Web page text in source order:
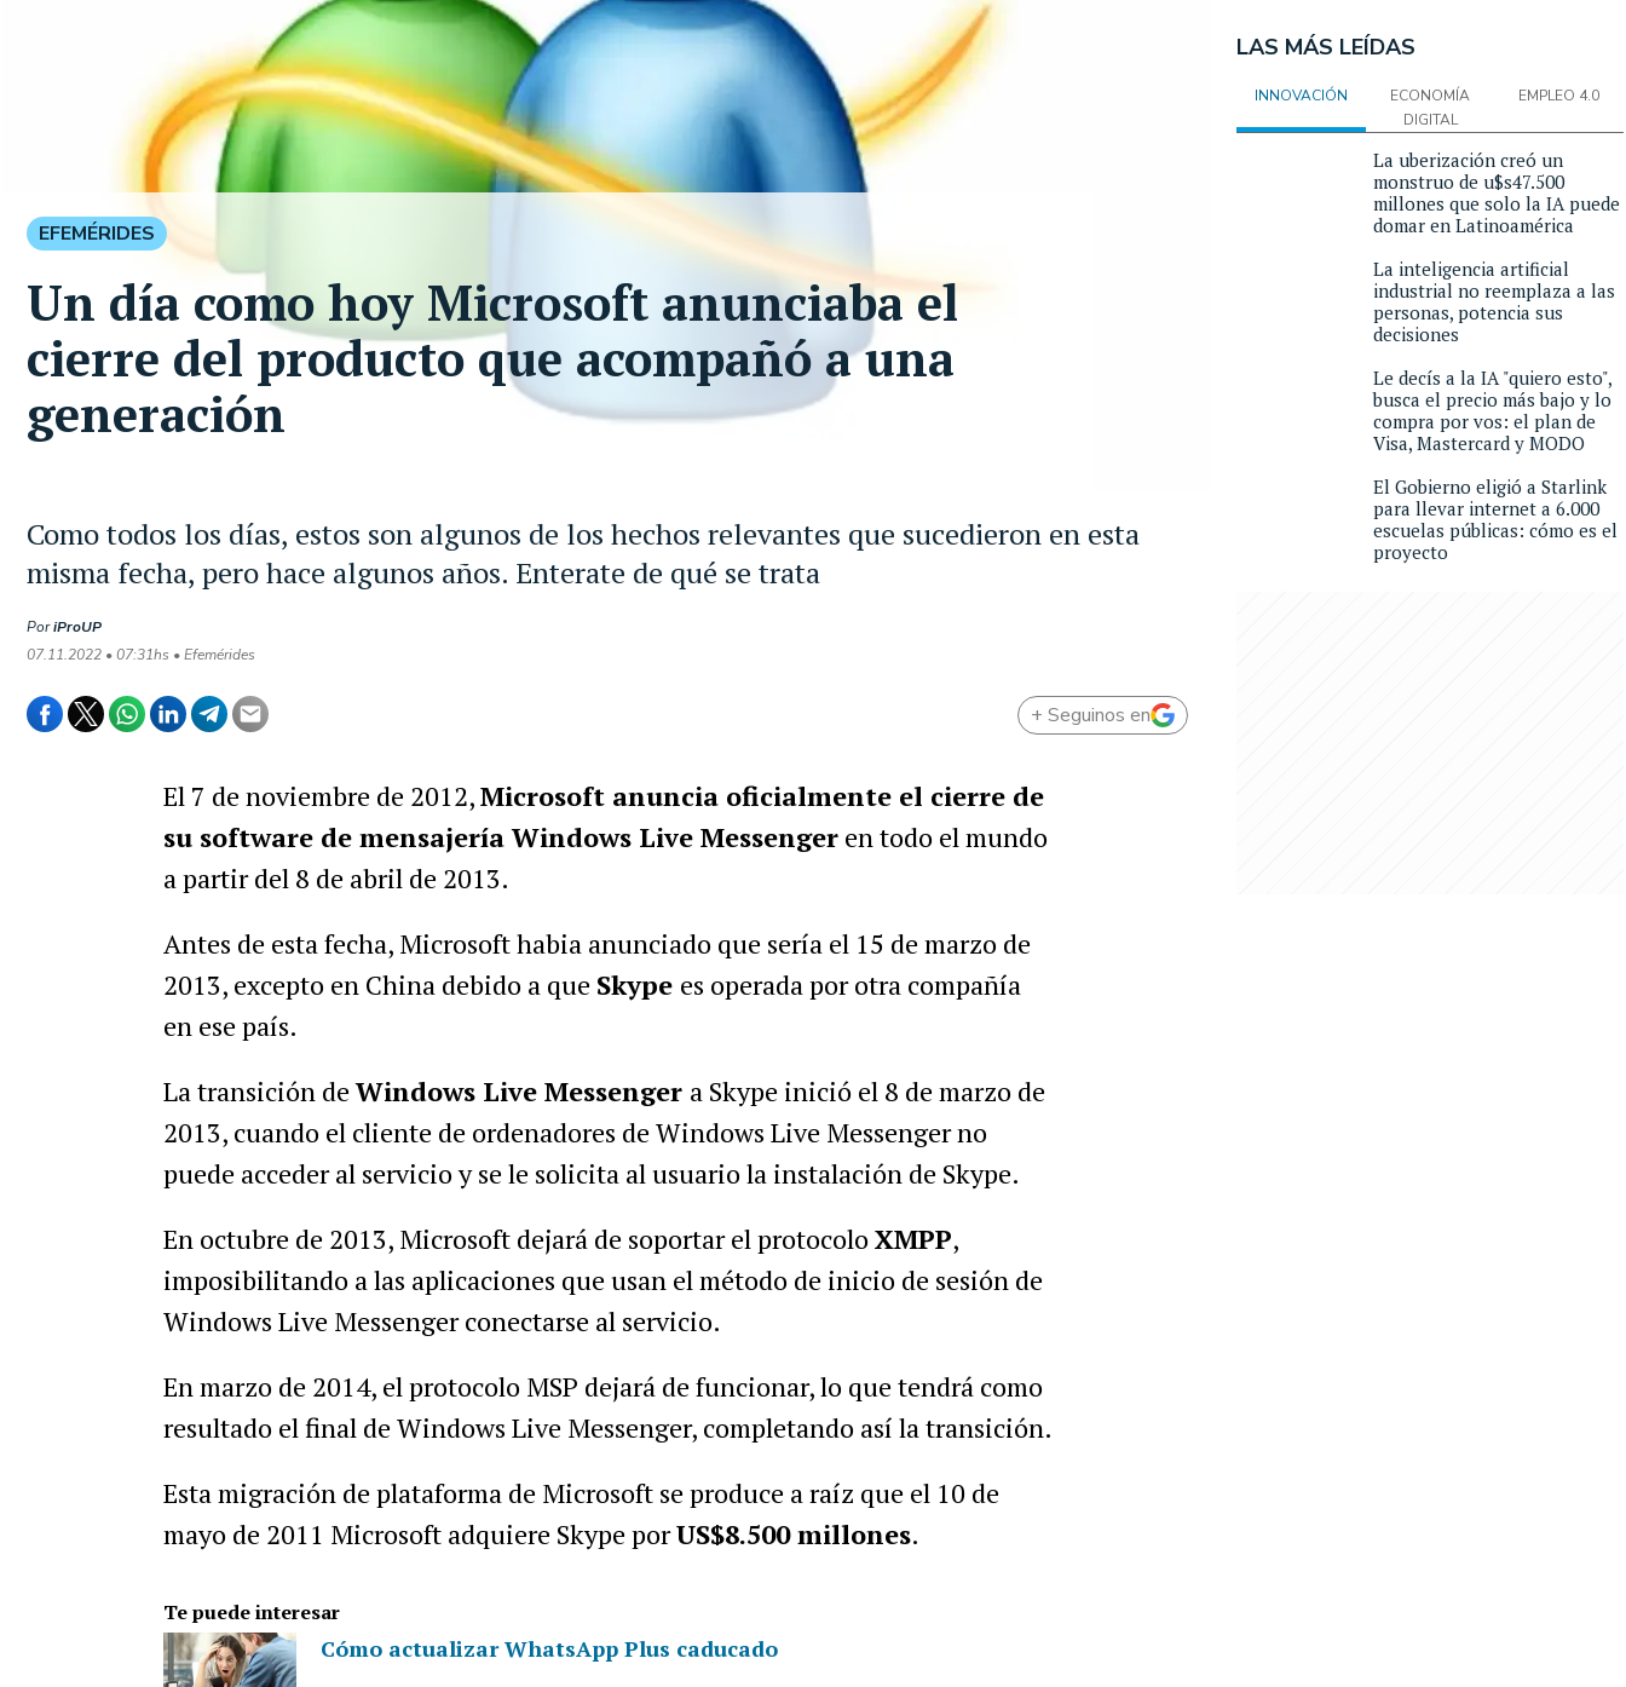
Como todos los días, estos son algunos de los hechos relevantes que sucedieron en esta
misma fecha, pero hace algunos años. Enterate de qué se trata
PoriProUP
07.11.2022 • 07:31hs • Efemérides
EFEMÉRIDES
Un día como hoy Microsoft anunciaba el
cierre del producto que acompañó a una
generación
+ Seguinos en
El 7 de noviembre de 2012,Microsoft anuncia oficialmente el cierre de
su software de mensajería Windows Live Messengeren todo el mundo
a partir del 8 de abril de 2013.
Antes de esta fecha, Microsoft habia anunciado que sería el 15 de marzo de
2013, excepto en China debido a que Skype es operada por otra compañía
en ese país.
La transición deWindows Live Messenger a Skype inició el 8 de marzo de
2013, cuando el cliente de ordenadores de Windows Live Messenger no
puede acceder al servicio y se le solicita al usuario la instalación de Skype.
En octubre de 2013, Microsoft dejará de soportar el protocolo XMPP,
imposibilitando a las aplicaciones que usan el método de inicio de sesión de
Windows Live Messenger conectarse al servicio.
En marzo de 2014, el protocolo MSP dejará de funcionar, lo que tendrá como
resultado el final de Windows Live Messenger, completando así la transición.
Esta migración de plataforma de Microsoft se produce a raíz que el 10 de
mayo de 2011 Microsoft adquiere Skype porUS$8.500 millones.
Te puede interesar
Cómo actualizar WhatsApp Plus caducado
LAS MÁS LEÍDAS
INNOVACIÓN
ECONOMÍA
DIGITAL
EMPLEO 4.0
La uberización creó un
monstruo de u$s47.500
millones que solo la IA puede
domar en Latinoamérica
La inteligencia artificial
industrial no reemplaza a las
personas, potencia sus
decisiones
Le decís a la IA "quiero esto",
busca el precio más bajo y lo
compra por vos: el plan de
Visa, Mastercard y MODO
El Gobierno eligió a Starlink
para llevar internet a 6.000
escuelas públicas: cómo es el
proyecto